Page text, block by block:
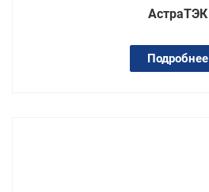
АстраТЭК
Подробнее